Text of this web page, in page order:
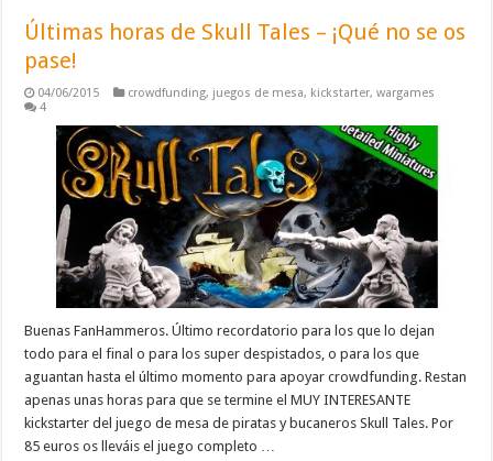
Últimas horas de Skull Tales – ¡Qué no se os
pase!
04/06/2015 crowdfunding, juegos de mesa, kickstarter,wargames
4
Buenas FanHammeros. Último recordatorio para los que lo dejan
todo para el final o para los super despistados, o para los que
aguantan hasta el último momento para apoyar crowdfunding. Restan
apenas unas horas para que se termine el MUY INTERESANTE
kickstarter del juego de mesa de piratas y bucaneros Skull Tales. Por
85 euros os lleváis el juego completo …